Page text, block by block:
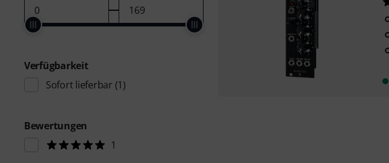
Verfügbarkeit
Sofort lieferbar (1)
Bewertungen
1